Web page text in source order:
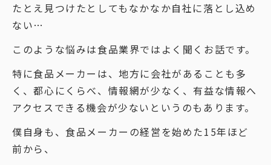
たとえ見つけたとしてもなかなか自社に落とし込め
ない…
このような悩みは食品業界ではよく聞くお話です。
特に食品メーカーは、地方に会社があることも多
く、都心にくらべ、情報網が少なく、有益な情報へ
アクセスできる機会が少ないというのもあります。
僕自身も、食品メーカーの経営を始めた15年ほど
前から、